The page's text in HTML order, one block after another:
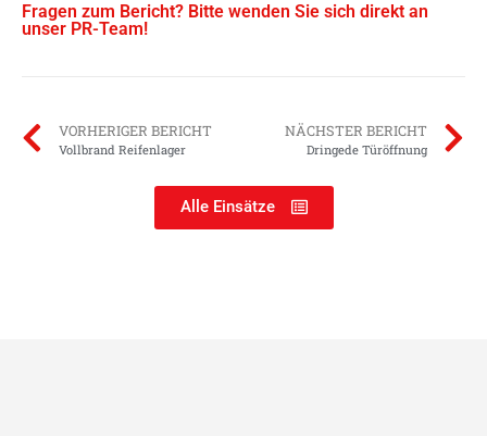
Fragen zum Bericht? Bitte wenden Sie sich direkt an
unser PR-Team!
VORHERIGER BERICHT
Vollbrand Reifenlager
NÄCHSTER BERICHT
Dringede Türöffnung
Alle Einsätze